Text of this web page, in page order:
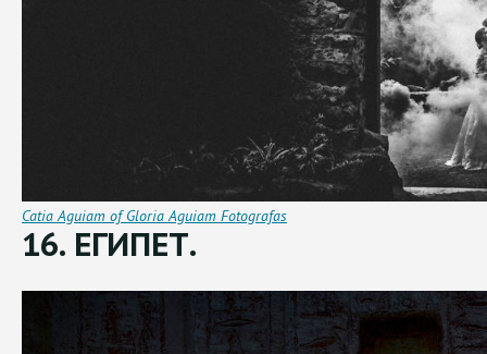
Catia Aguiam of Gloria Aguiam Fotografas
16. ЕГИПЕТ.